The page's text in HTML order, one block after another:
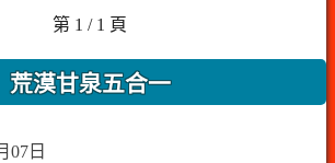
第 1 / 1 頁
荒漠甘泉五合一
07日